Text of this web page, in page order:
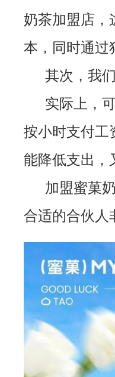
奶茶加盟店，
本，同时通过
其次，我
实际上，
按小时支付工
能降低支出，
加盟蜜菓
合适的合伙人